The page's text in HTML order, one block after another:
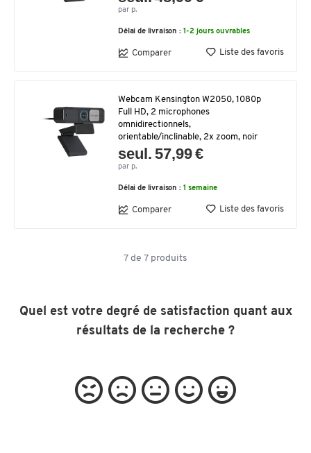
par p.
Délai de livraison : 1-2 jours ouvrables
Comparer Liste des favoris
Webcam Kensington W2050, 1080p
Full HD, 2 microphones
omnidirectionnels,
orientable/inclinable, 2x zoom, noir
seul. 57,99 €
par p.
Délai de livraison : 1 semaine
Comparer Liste des favoris
7 de 7 produits
Quel est votre degré de satisfaction quant aux
résultats de la recherche ?